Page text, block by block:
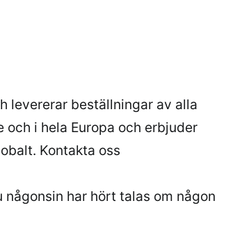
levererar beställningar av alla
i hela Europa och erbjuder
Kontakta oss
har hört talas om någon